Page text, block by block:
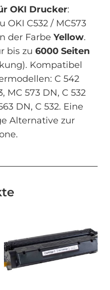
OKI Drucker:
OKI C532 / MC573
der Farbe Yellow.
bis zu 6000 Seiten
Kompatibel
C 542
MC 573 DN, C 532
DN, C 532. Eine
Alternative zur